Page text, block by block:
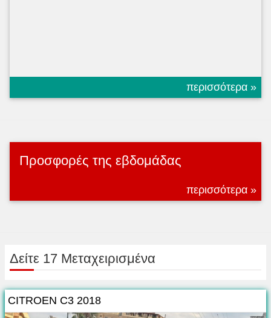
περισσότερα »
Προσφορές της εβδομάδας
περισσότερα »
Δείτε 17 Μεταχειρισμένα
CITROEN C3 2018